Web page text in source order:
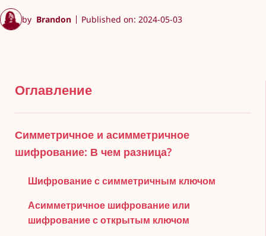
by Brandon Published on: 2024-05-03
Оглавление
Симметричное и асимметричное
шифрование: В чем разница?
Шифрование с симметричным ключом
Асимметричное шифрование или
шифрование с открытым ключом